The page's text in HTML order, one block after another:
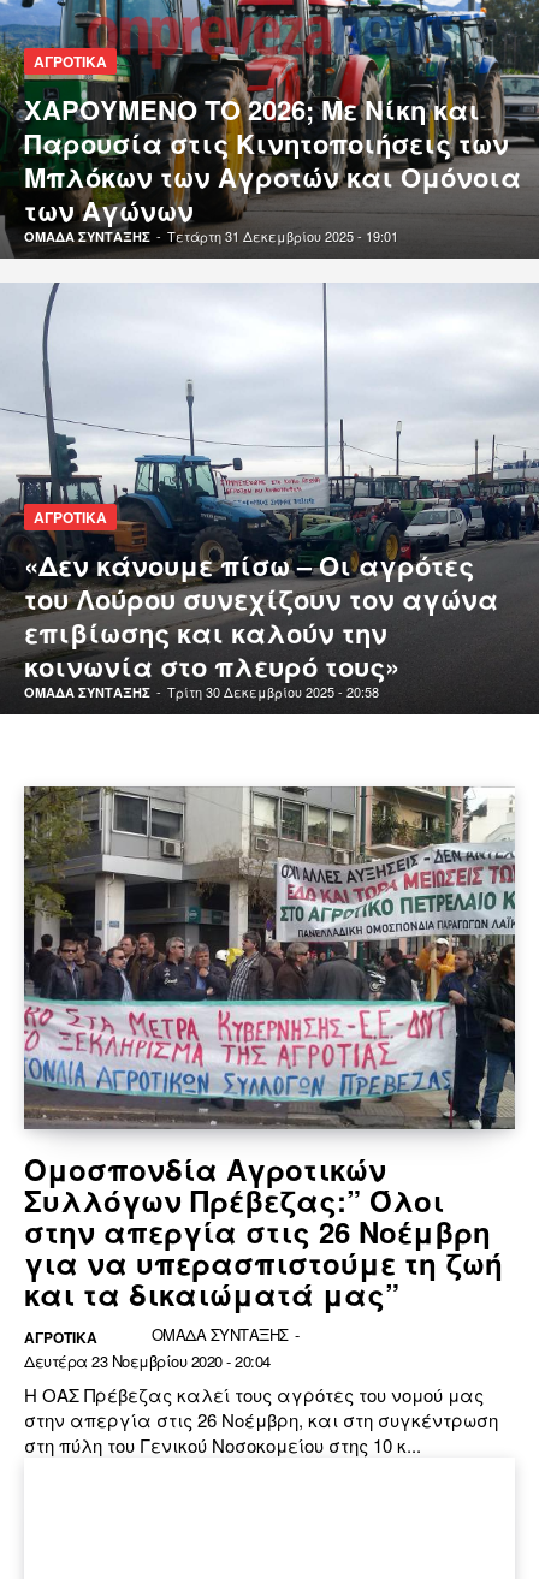
ΑΓΡΟΤΙΚΑ
ΧΑΡΟΥΜΕΝΟ ΤΟ 2026; Με Νίκη και
Παρουσία στις Κινητοποιήσεις των
Μπλόκων των Αγροτών και Ομόνοια
των Αγώνων
ΟΜΑΔΑ ΣΥΝΤΑΞΗΣ - Τετάρτη 31 Δεκεμβρίου 2025 - 19:01
ΑΓΡΟΤΙΚΑ
«Δεν κάνουμε πίσω – Οι αγρότες
του Λούρου συνεχίζουν τον αγώνα
επιβίωσης και καλούν την
κοινωνία στο πλευρό τους»
ΟΜΑΔΑ ΣΥΝΤΑΞΗΣ - Τρίτη 30 Δεκεμβρίου 2025 - 20:58
Ομοσπονδία Αγροτικών
Συλλόγων Πρέβεζας:” Όλοι
στην απεργία στις 26 Νοέμβρη
για να υπερασπιστούμε τη ζωή
και τα δικαιώματά μας”
ΑΓΡΟΤΙΚΑ ΟΜΑΔΑ ΣΥΝΤΑΞΗΣ -
Δευτέρα 23 Νοεμβρίου 2020 - 20:04
Η ΟΑΣ Πρέβεζας καλεί τους αγρότες του νομού μας
στην απεργία στις 26 Νοέμβρη, και στη συγκέντρωση
στη πύλη του Γενικού Νοσοκομείου στης 10 κ...